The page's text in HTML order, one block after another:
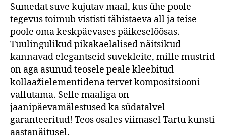
Sumedat suve kujutav maal, kus ühe poole
tegevus toimub vististi tähistaeva all ja teise
poole oma keskpäevases päikeselõõsas.
Tuulingulikud pikakaelalised näitsikud
kannavad elegantseid suvekleite, mille mustrid
on aga asunud teosele peale kleebitud
kollaažielementidena tervet kompositsiooni
vallutama. Selle maaliga on
jaanipäevamälestused ka südatalvel
garanteeritud! Teos osales viimasel Tartu kunsti
aastanäitusel.